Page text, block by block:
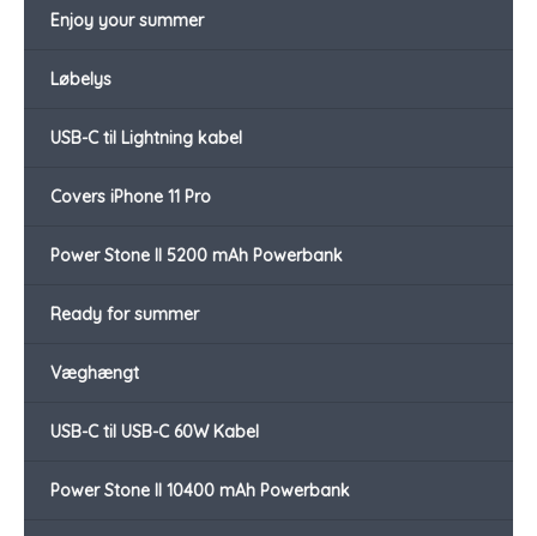
Enjoy your summer
Løbelys
USB-C til Lightning kabel
Covers iPhone 11 Pro
Power Stone II 5200 mAh Powerbank
Ready for summer
Væghængt
USB-C til USB-C 60W Kabel
Power Stone II 10400 mAh Powerbank